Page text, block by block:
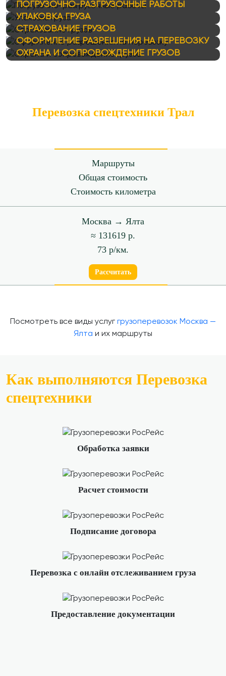
ПОГРУЗОЧНО-РАЗГРУЗОЧНЫЕ РАБОТЫ
УПАКОВКА ГРУЗА
СТРАХОВАНИЕ ГРУЗОВ
ОФОРМЛЕНИЕ РАЗРЕШЕНИЯ НА ПЕРЕВОЗКУ
ОХРАНА И СОПРОВОЖДЕНИЕ ГРУЗОВ
Перевозка спецтехники Трал
Маршруты
Общая стоимость
Стоимость километра
Москва → Ялта
≈ 131619 р.
73 р/км.
Рассчитать
Посмотреть все виды услуг грузоперевозок Москва —
Ялта и их маршруты
Как выполняются Перевозка
спецтехники
Обработка заявки
Расчет стоимости
Подписание договора
Перевозка с онлайн отслеживанием груза
Предоставление документации